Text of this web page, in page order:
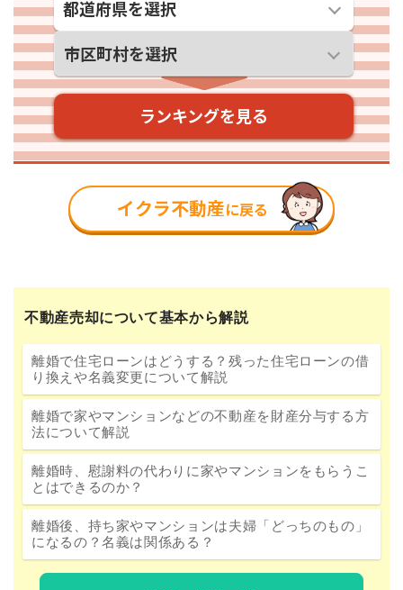
不動産売却について基本から解説
離婚で住宅ローンはどうする？残った住宅ローンの借
り換えや名義変更について解説
離婚で家やマンションなどの不動産を財産分与する方
法について解説
離婚時、慰謝料の代わりに家やマンションをもらうこ
とはできるのか？
離婚後、持ち家やマンションは夫婦「どっちのもの」
になるの？名義は関係ある？